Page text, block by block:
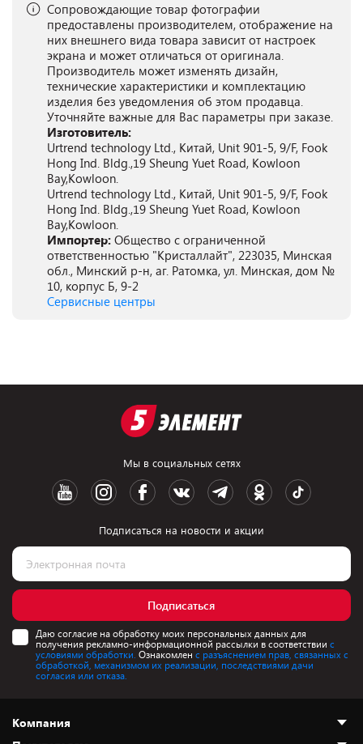
Сопровождающие товар фотографии
предоставлены производителем, отображение на
них внешнего вида товара зависит от настроек
экрана и может отличаться от оригинала.
Производитель может изменять дизайн,
технические характеристики и комплектацию
изделия без уведомления об этом продавца.
Уточняйте важные для Вас параметры при заказе.
Изготовитель:
Urtrend technology Ltd., Китай, Unit 901-5, 9/F, Fook
Hong Ind. Bldg.,19 Sheung Yuet Road, Kowloon
Bay,Kowloon.
Urtrend technology Ltd., Китай, Unit 901-5, 9/F, Fook
Hong Ind. Bldg.,19 Sheung Yuet Road, Kowloon
Bay,Kowloon.
Импортер: Общество с ограниченной
ответственностью "Кристаллайт", 223035, Минская
обл., Минский р-н, аг. Ратомка, ул. Минская, дом №
10, корпус Б, 9-2
Сервисные центры
Мы в социальных сетях
Подписаться на новости и акции
Подписаться
Даю согласие на обработку моих персональных данных для
получения рекламно-информационной рассылки в соответствии с
условиями обработки. Ознакомлен с разъяснением прав, связанных с
обработкой, механизмом их реализации, последствиями дачи
согласия или отказа.
Компания